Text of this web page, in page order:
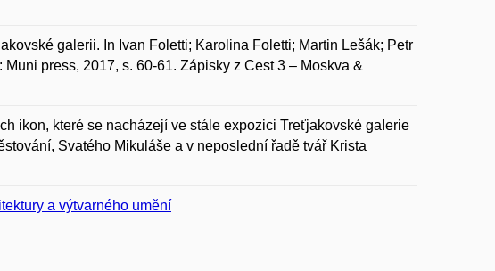
galerii. In Ivan Foletti; Karolina Foletti; Martin Lešák; Petr
press, 2017, s. 60-61. Zápisky z Cest 3 – Moskva &
ikon, které se nacházejí ve stále expozici Treťjakovské galerie
Svatého Mikuláše a v neposlední řadě tvář Krista
a výtvarného umění